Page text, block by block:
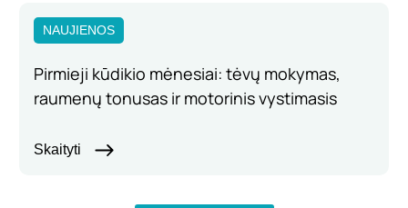
NAUJIENOS
Pirmieji kūdikio mėnesiai: tėvų mokymas,
raumenų tonusas ir motorinis vystimasis
Skaityti